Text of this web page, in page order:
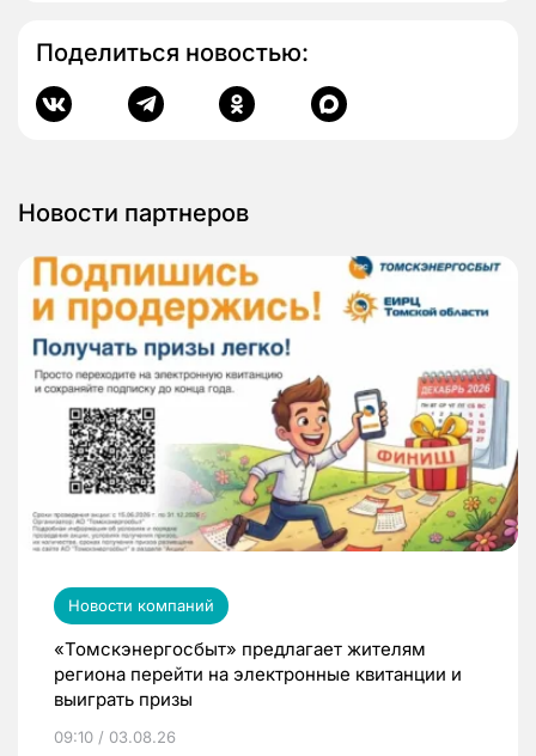
Поделиться новостью:
Новости партнеров
Новости компаний
«Томскэнергосбыт» предлагает жителям
региона перейти на электронные квитанции и
выиграть призы
09:10 / 03.08.26